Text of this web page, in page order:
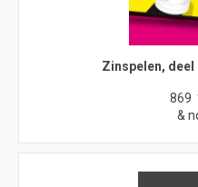
Zinspelen,
869
&